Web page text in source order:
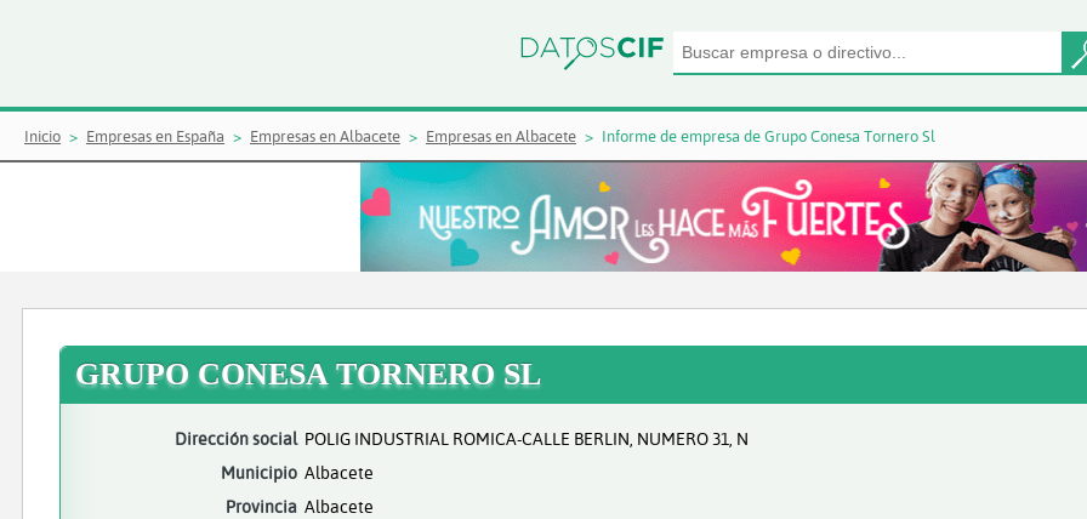
Inicio Empresas en España Empresas en Albacete Empresas en Albacete Informe de empresa de Grupo Conesa Tornero Sl
GRUPO CONESA TORNERO SL
Dirección social POLIG INDUSTRIAL ROMICA-CALLE BERLIN, NUMERO 31, N
Municipio Albacete
Provincia Albacete